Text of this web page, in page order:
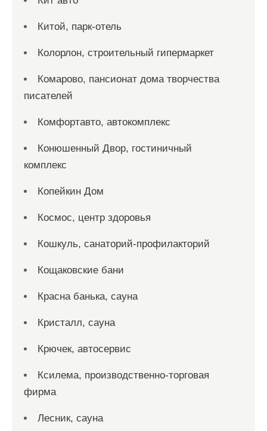
Китой, парк-отель
Колорлон, строительный гипермаркет
Комарово, пансионат дома творчества
писателей
Комфортавто, автокомплекс
Конюшенный Двор, гостиничный
комплекс
Копейкин Дом
Космос, центр здоровья
Кошкуль, санаторий-профилакторий
Кощаковские бани
Красна банька, сауна
Кристалл, сауна
Крючек, автосервис
Ксилема, производственно-торговая
фирма
Лесник, сауна